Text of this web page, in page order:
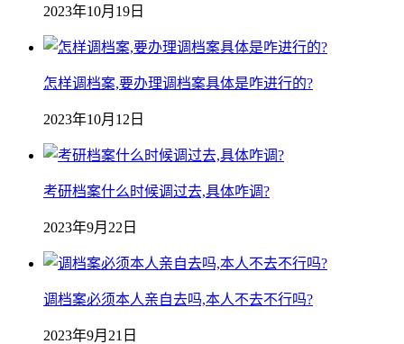
2023年10月19日
怎样调档案,要办理调档案具体是咋进行的?
2023年10月12日
考研档案什么时候调过去,具体咋调?
2023年9月22日
调档案必须本人亲自去吗,本人不去不行吗?
2023年9月21日